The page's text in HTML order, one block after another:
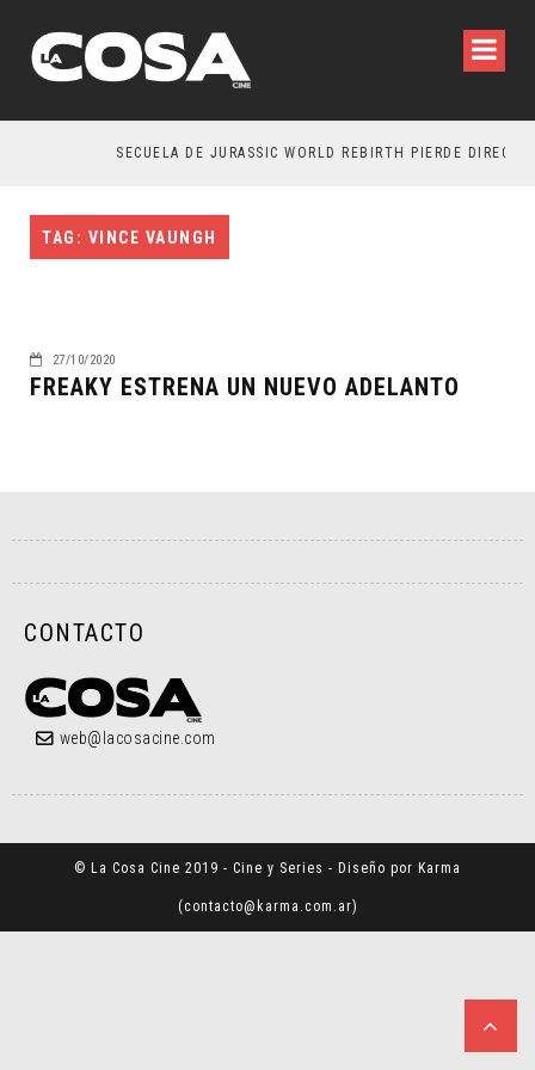
SECUELA DE JURASSIC WORLD REBIRTH PIERDE DIRECTOR
TAG: VINCE VAUNGH
27/10/2020
FREAKY ESTRENA UN NUEVO ADELANTO
CONTACTO
web@lacosacine.com
© La Cosa Cine 2019 - Cine y Series - Diseño por Karma
(contacto@karma.com.ar)